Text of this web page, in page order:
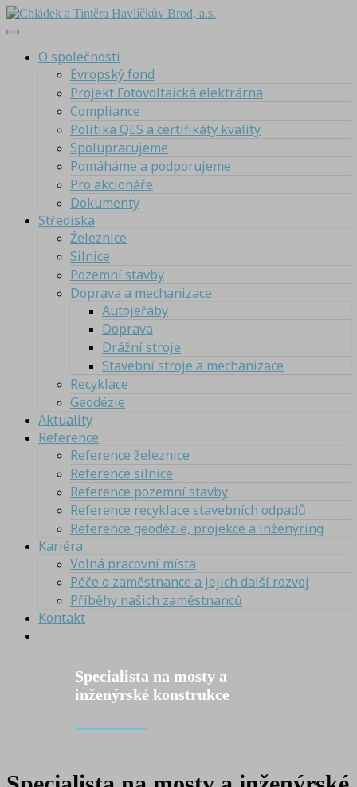
O společnosti
Evropský fond
Projekt Fotovoltaická elektrárna
Compliance
Politika QES a certifikáty kvality
Spolupracujeme
Pomáháme a podporujeme
Pro akcionáře
Dokumenty
Střediska
Železnice
Silnice
Pozemní stavby
Doprava a mechanizace
Autojeřáby
Doprava
Drážní stroje
Stavební stroje a mechanizace
Recyklace
Geodézie
Aktuality
Reference
Reference železnice
Reference silnice
Reference pozemní stavby
Reference recyklace stavebních odpadů
Reference geodézie, projekce a inženýring
Kariéra
Volná pracovní místa
Péče o zaměstnance a jejich další rozvoj
Příběhy našich zaměstnanců
Kontakt
Specialista na mosty a
inženýrské konstrukce